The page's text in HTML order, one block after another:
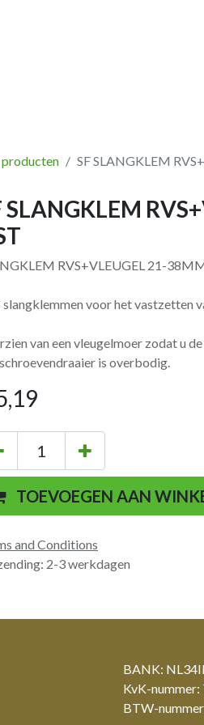
SF SLANGKLEM
SLANGKLEM
RVS+VLEUGEL 21-
slangklemmen voor het vastzetten
van een vleugel­moer zodat u
is overbodig.
TOEVOEGEN AAN
and Conditions
2-3 werkdagen
BANK:
KvK-
BTW-